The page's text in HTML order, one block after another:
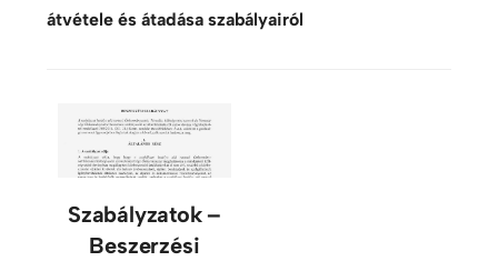
átvétele és átadása szabályairól
Szabályzatok –
Beszerzési